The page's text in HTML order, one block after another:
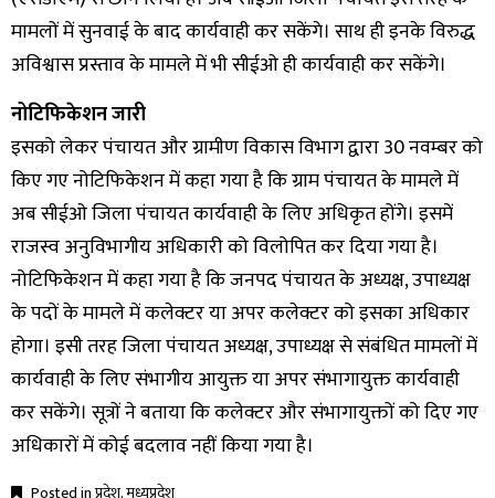
मामलों में सुनवाई के बाद कार्यवाही कर सकेंगे। साथ ही इनके विरुद्ध
अविश्वास प्रस्ताव के मामले में भी सीईओ ही कार्यवाही कर सकेंगे।
नोटिफिकेशन जारी
इसको लेकर पंचायत और ग्रामीण विकास विभाग द्वारा 30 नवम्बर को
किए गए नोटिफिकेशन में कहा गया है कि ग्राम पंचायत के मामले में
अब सीईओ जिला पंचायत कार्यवाही के लिए अधिकृत होंगे। इसमें
राजस्व अनुविभागीय अधिकारी को विलोपित कर दिया गया है।
नोटिफिकेशन में कहा गया है कि जनपद पंचायत के अध्यक्ष, उपाध्यक्ष
के पदों के मामले में कलेक्टर या अपर कलेक्टर को इसका अधिकार
होगा। इसी तरह जिला पंचायत अध्यक्ष, उपाध्यक्ष से संबंधित मामलों में
कार्यवाही के लिए संभागीय आयुक्त या अपर संभागायुक्त कार्यवाही
कर सकेंगे। सूत्रों ने बताया कि कलेक्टर और संभागायुक्तों को दिए गए
अधिकारों में कोई बदलाव नहीं किया गया है।